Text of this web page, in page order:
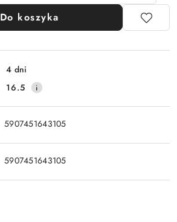
Do koszyka
4 dni
16.5
5907451643105
5907451643105